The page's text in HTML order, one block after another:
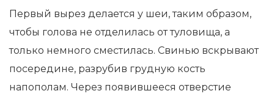
Первый вырез делается у шеи, таким образом,
чтобы голова не отделилась от туловища, а
только немного сместилась. Свинью вскрывают
посередине, разрубив грудную кость
напополам. Через появившееся отверстие